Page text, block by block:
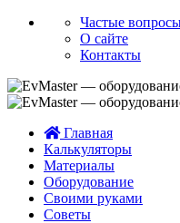
Частые
О сайте
Контакты
Главная
Калькуляторы
Материалы
Оборудование
Своими руками
Советы